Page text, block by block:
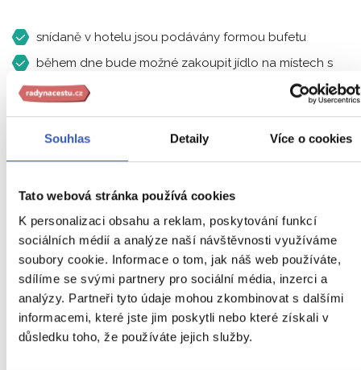
Souhlas Detaily Více o cookies
Tato webová stránka používá cookies
K personalizaci obsahu a reklam, poskytování funkcí
sociálních médií a analýze naší návštěvnosti využíváme
soubory cookie. Informace o tom, jak náš web používáte,
sdílíme se svými partnery pro sociální média, inzerci a
analýzy. Partneři tyto údaje mohou zkombinovat s dalšími
informacemi, které jste jim poskytli nebo které získali v
důsledku toho, že používáte jejich služby.
snídaně v hotelu jsou podávány formou bufetu
během dne bude možné zakoupit jídlo na místech s
poblíž hotelu je možnost individuálního stravování v
Podmínky pro přepravu
zavazadel